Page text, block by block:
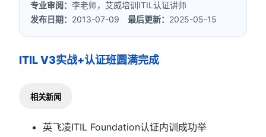
专业审阅：李老师，艾威培训ITIL认证讲师
发布日期： 2013-07-09最后更新： 2025-05-15
ITIL V3实战+认证班圆满完成
相关新闻
英飞凌ITIL Foundation认证内训成功举